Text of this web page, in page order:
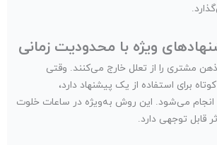
ویژه با محدودیت زمانی
مشتری را از تعلل خارج می‌کنند. وقتی
برای استفاده از یک پیشنهاد دارد،
می‌شود. این روش به‌ویژه در ساعات خلوت
قابل توجهی دارد.